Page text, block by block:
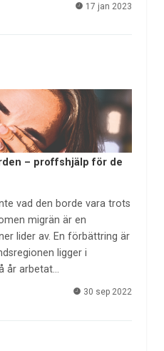
17 jan 2023
– proffshjälp för de
vad den borde vara trots
migrän är en
lider av. En förbättring är
ligger i
år arbetat…
30 sep 2022